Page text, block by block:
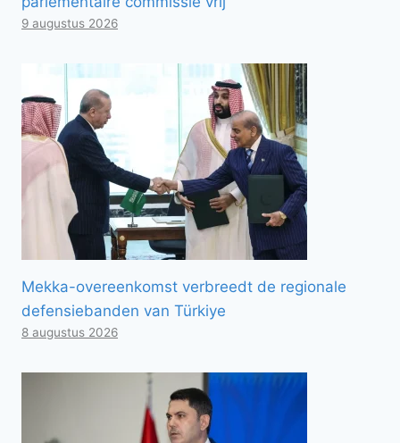
9 augustus 2026
Mekka-overeenkomst verbreedt de regionale
defensiebanden van Türkiye
8 augustus 2026